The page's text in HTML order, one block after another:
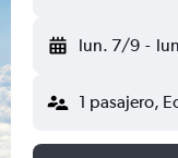
lun. 7/9 -
1 pasajero,